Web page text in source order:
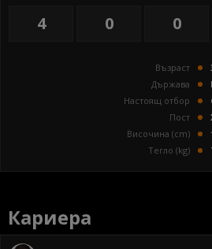
4 0 0
Възраст
Държава
Настоящ отбор
Пост
Височина (cm)
Тегло (kg)
Кариера